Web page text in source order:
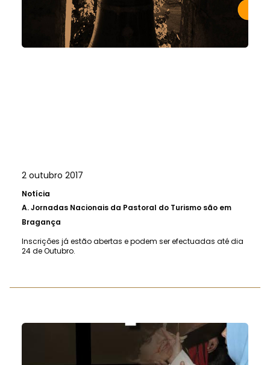
2 outubro 2017
Notícia
A.Jornadas Nacionais da Pastoral do Turismo são em
Bragança
Inscrições já estão abertas e podem ser efectuadas até dia
24 de Outubro.